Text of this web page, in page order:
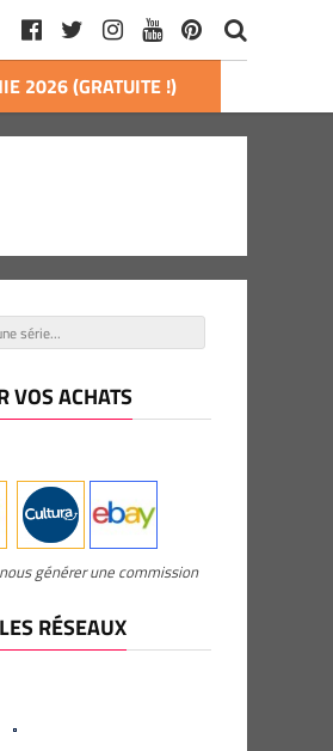
2026 (GRATUITE !)
VOS ACHATS
générer une commission
RÉSEAUX